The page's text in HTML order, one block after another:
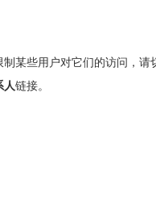
某些用户对它们的访问，请
人链接。